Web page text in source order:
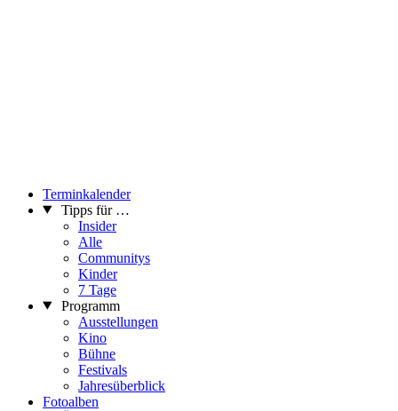
Terminkalender
Tipps für …
Insider
Alle
Communitys
Kinder
7 Tage
Programm
Ausstellungen
Kino
Bühne
Festivals
Jahresüberblick
Fotoalben